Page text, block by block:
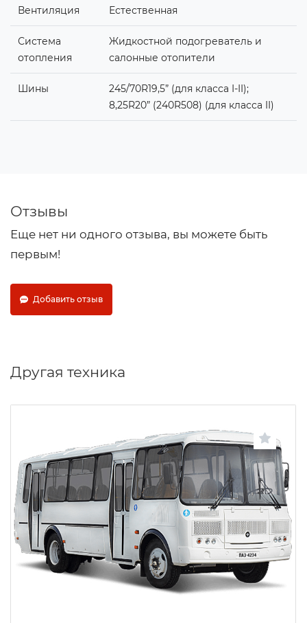
Вентиляция Естественная
Система
отопления
Жидкостной подогреватель и
салонные отопители
Шины
245/70R19,5” (для класса I-II);
8,25R20” (240R508) (для класса II)
Отзывы
Еще нет ни одного отзыва, вы можете быть
первым!
Добавить отзыв
Другая техника